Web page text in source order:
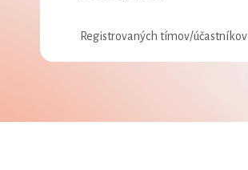
Registrovaných tímov/účastníkov